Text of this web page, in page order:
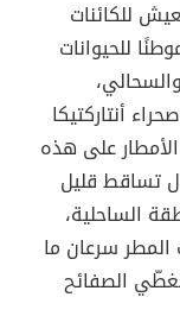
للكائنات
للحيوانات
أنتاركتيكا
على هذه
معدّل تساقط قليل
الساحلية،
سرعان ما
الصفائح